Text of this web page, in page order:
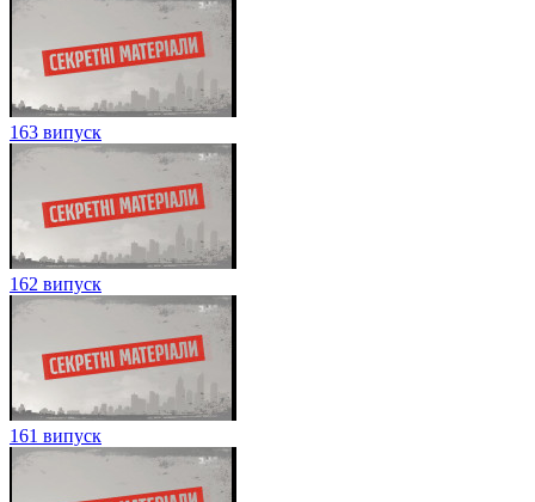
163 випуск
162 випуск
161 випуск